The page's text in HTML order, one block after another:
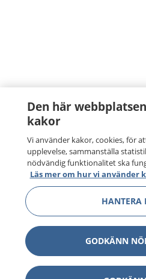
Den här
kakor
Vi använder kakor, cookies, för
upplevelse, sammanställa
nödvändig funktionalitet ska
Läs mer om hur vi använder
HANTERA
GODKÄNN